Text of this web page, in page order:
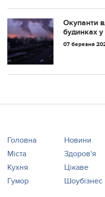
і засоби.
Окупанти
будинках у
07 березня
Головна
Новини
Міста
Здоров'я
Кухня
Цікаве
Гумор
Шоубізнес